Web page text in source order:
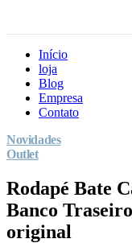
Início
loja
Blog
Empresa
Contato
Novidades
Outlet
Rodapé Bate
Banco
original